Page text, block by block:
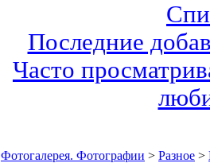
Последние
Часто
Фотогалерея. Фотографии > Разное >